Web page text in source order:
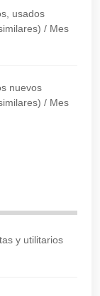
usados
/ Mes
nuevos
/ Mes
y utilitarios